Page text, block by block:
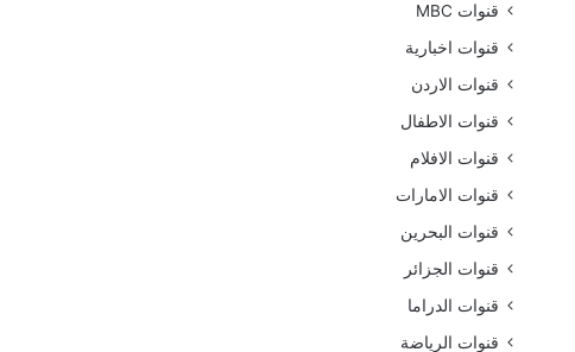
قنوات MBC
قنوات اخبارية
قنوات الاردن
قنوات الاطفال
قنوات الافلام
قنوات الامارات
قنوات البحرين
قنوات الجزائر
قنوات الدراما
قنوات الرياضة